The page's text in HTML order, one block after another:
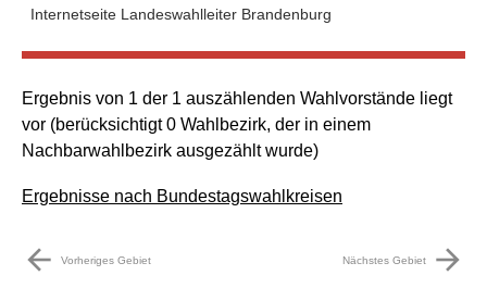
Internetseite Landeswahlleiter Brandenburg
Ergebnis von 1 der 1 auszählenden Wahlvorstände liegt
vor (berücksichtigt 0 Wahlbezirk, der in einem
Nachbarwahlbezirk ausgezählt wurde)
Ergebnisse nach Bundestagswahlkreisen
arrow_back Vorheriges Gebiet Nächstes Gebiet arrow_forward